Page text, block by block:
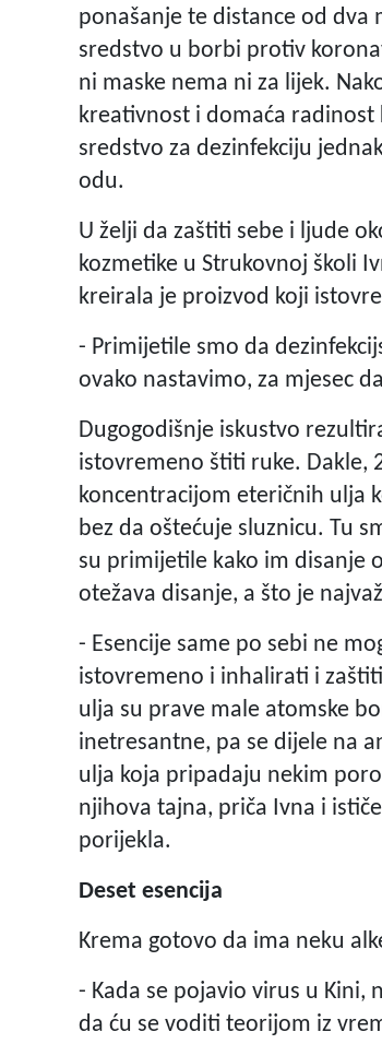
ponašanje te distance od
sredstvo u borbi protiv
ni maske nema ni za lijek.
kreativnost i domaća
sredstvo za dezinfekciju
odu.
U želji da zaštiti sebe i ljude
kozmetike u Strukovnoj školi
kreirala je proizvod koji
- Primijetile smo da
ovako nastavimo, za mjesec
Dugogodišnje iskustvo
istovremeno štiti ruke. Dakle,
koncentracijom eteričnih ulja
bez da oštećuje sluznicu. Tu
su primijetile kako im disanje
otežava disanje, a što je
- Esencije same po sebi ne
istovremeno i inhalirati i
ulja su prave male atomske
inetresantne, pa se dijele na
ulja koja pripadaju nekim
njihova tajna, priča Ivna i
porijekla.
Deset esencija
Krema gotovo da ima neku
- Kada se pojavio virus u Kini,
da ću se voditi teorijom iz